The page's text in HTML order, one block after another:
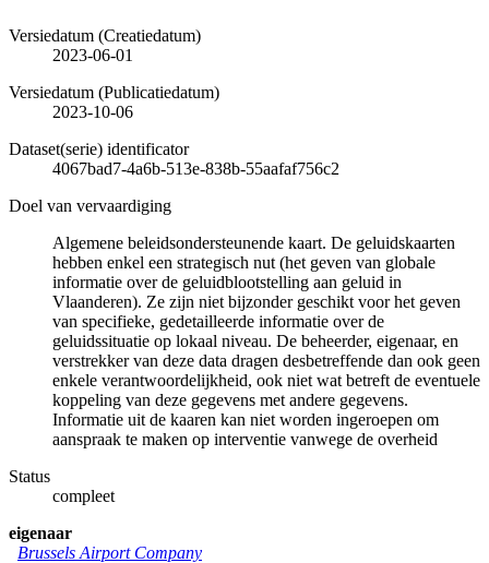
Versiedatum (Creatiedatum)
2023-06-01
Versiedatum (Publicatiedatum)
2023-10-06
Dataset(serie) identificator
4067bad7-4a6b-513e-838b-55aafaf756c2
Doel van vervaardiging
Algemene beleidsondersteunende kaart. De geluidskaarten
hebben enkel een strategisch nut (het geven van globale
informatie over de geluidblootstelling aan geluid in
Vlaanderen). Ze zijn niet bijzonder geschikt voor het geven
van specifieke, gedetailleerde informatie over de
geluidssituatie op lokaal niveau. De beheerder, eigenaar, en
verstrekker van deze data dragen desbetreffende dan ook geen
enkele verantwoordelijkheid, ook niet wat betreft de eventuele
koppeling van deze gegevens met andere gegevens.
Informatie uit de kaaren kan niet worden ingeroepen om
aanspraak te maken op interventie vanwege de overheid
Status
compleet
eigenaar
Brussels Airport Company